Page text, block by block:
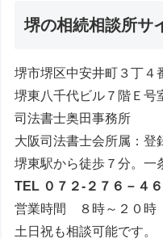
堺の相続相談所サ
堺市堺区中安井町３丁４
堺東八千代ビル７階Ｅ号
司法書士奥田事務所
大阪司法書士会所属：登
堺東駅から徒歩７分。一
TEL ０７２-２７６－４
営業時間 ８時～２０時
土日祝も相談可能です。